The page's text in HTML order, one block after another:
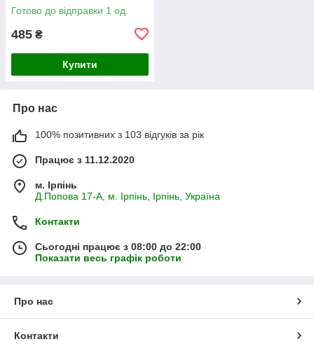
Готово до відправки 1 од.
485 ₴
Купити
Про нас
100% позитивних з 103 відгуків за рік
Працює з 11.12.2020
м. Ірпінь
Д.Попова 17-А, м. Ірпінь, Ірпінь, Україна
Контакти
Сьогодні працює з 08:00 до 22:00
Показати весь графік роботи
Про нас
Контакти